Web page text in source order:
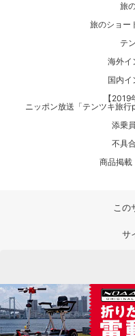
旅
旅のショー
テ
海外イ
国内イ
【2019
ニッポン放送「テンツキ旅行
添乗
不具
商品掲載
この
サ
プラ
利用者情